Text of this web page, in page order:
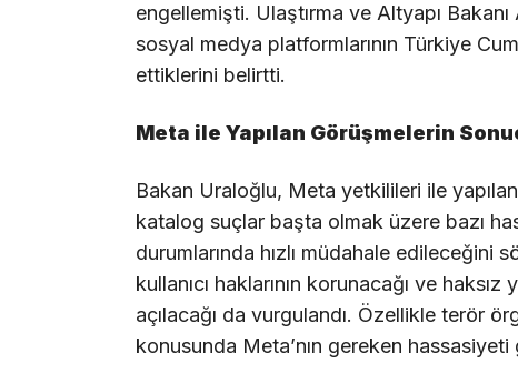
engellemişti. Ulaştırma ve Altyapı
sosyal medya platformlarının Türkiye
ettiklerini belirtti.
Meta ile Yapılan Görüşmelerin
Bakan Uraloğlu, Meta yetkilileri ile
katalog suçlar başta olmak üzere bazı
durumlarında hızlı müdahale edileceğini
kullanıcı haklarının korunacağı ve
açılacağı da vurgulandı. Özellikle terör
konusunda Meta’nın gereken